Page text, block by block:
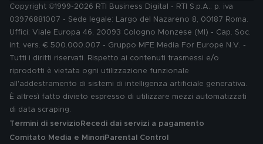
Copyright ©1999-2026 RTI Business Digital - RTI S.p.A.: p. iva
03976881007 - Sede legale: Largo del Nazareno 8, 00187 Roma.
Uffici: Viale Europa 46, 20093 Cologno Monzese (MI) - Cap. Soc.
int. vers. € 500.000.007 - Gruppo MFE Media For Europe N.V. -
Tutti i diritti riservati. Rispetto ai contenuti trasmessi e/o
riprodotti è vietata ogni utilizzazione funzionale
all'addestramento di sistemi di intelligenza artificiale generativa.
È altresì fatto divieto espresso di utilizzare mezzi automatizzati
di data scraping.
Termini di servizio Recedi dai servizi a pagamento
Comitato Media e MinoriParental Control